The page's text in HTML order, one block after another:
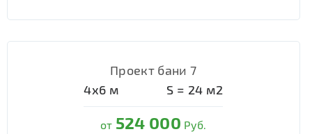
Проект бани 7
4х6 м S = 24 м2
от 524 000 Руб.